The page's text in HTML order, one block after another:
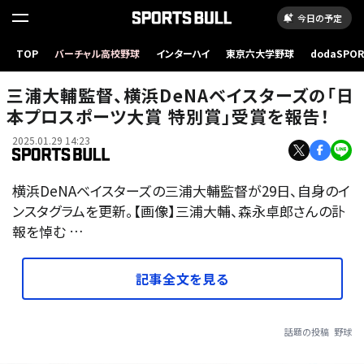
今日の予定
TOP バーチャル高校野球 インターハイ 東京六大学野球
三浦大輔監督、横浜DeNAベイスターズの「日
本プロスポーツ大賞 特別賞」受賞を報告！
2025.01.29 14:23
横浜DeNAベイスターズの三浦大輔監督が29日、自身のイ
ンスタグラムを更新。【画像】三浦大輔、森永卓郎さんの訃
報を悼む …
記事全文を見る
話題の投稿 野球